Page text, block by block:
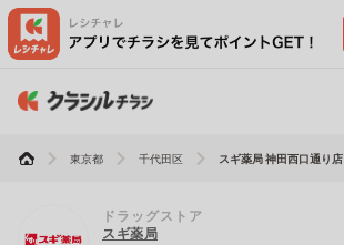
東京都 千代田区 スギ薬局 神田西口通り店
ドラッグストア
スギ薬局